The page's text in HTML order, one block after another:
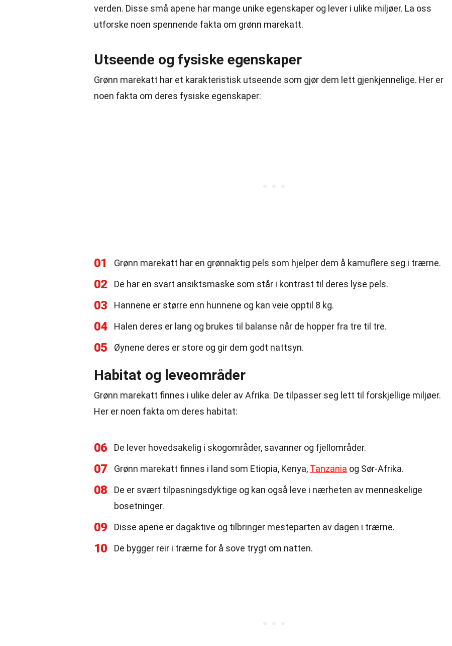
verden. Disse små apene har mange unike egenskaper og lever i ulike miljøer. La oss
utforske noen spennende fakta om grønn marekatt.
Utseende og fysiske egenskaper
Grønn marekatt har et karakteristisk utseende som gjør dem lett gjenkjennelige. Her er
noen fakta om deres fysiske egenskaper:
01 Grønn marekatt har en grønnaktig pels som hjelper dem å kamuflere seg i trærne.
02 De har en svart ansiktsmaske som står i kontrast til deres lyse pels.
03 Hannene er større enn hunnene og kan veie opptil 8 kg.
04 Halen deres er lang og brukes til balanse når de hopper fra tre til tre.
05 Øynene deres er store og gir dem godt nattsyn.
Habitat og leveområder
Grønn marekatt finnes i ulike deler av Afrika. De tilpasser seg lett til forskjellige miljøer.
Her er noen fakta om deres habitat:
06 De lever hovedsakelig i skogområder, savanner og fjellområder.
07 Grønn marekatt finnes i land som Etiopia, Kenya, Tanzania og Sør-Afrika.
08
De er svært tilpasningsdyktige og kan også leve i nærheten av menneskelige
bosetninger.
09 Disse apene er dagaktive og tilbringer mesteparten av dagen i trærne.
10 De bygger reir i trærne for å sove trygt om natten.